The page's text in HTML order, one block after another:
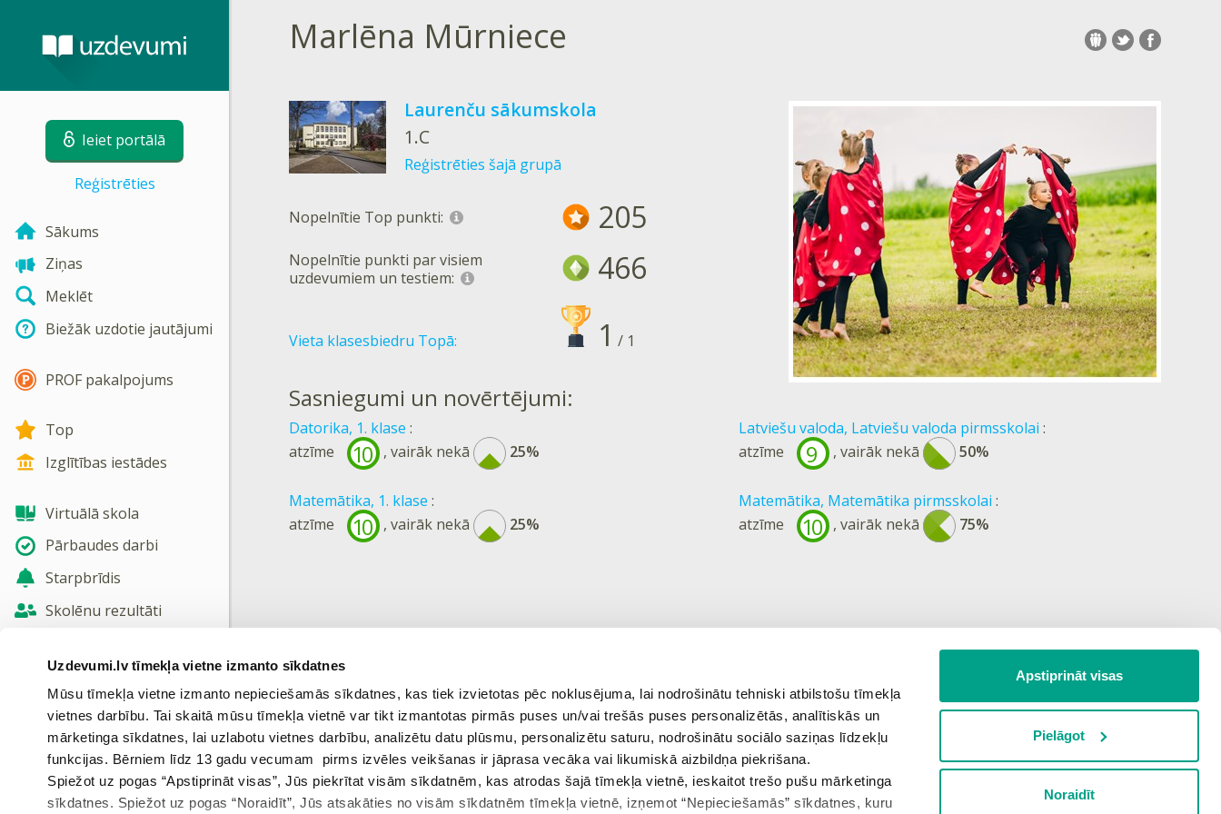
Uzdevumi.lv tīmekļa vietne izmanto sīkdatnes
Mūsu tīmekļa vietne izmanto nepieciešamās sīkdatnes, kas tiek izvietotas pēc noklusējuma, lai nodrošinātu tehniski atbilstošu tīmekļa
vietnes darbību. Tai skaitā mūsu tīmekļa vietnē var tikt izmantotas pirmās puses un/vai trešās puses personalizētās, analītiskās un
mārketinga sīkdatnes, lai uzlabotu vietnes darbību, analizētu datu plūsmu, personalizētu saturu, nodrošinātu sociālo saziņas līdzekļu
funkcijas. Bērniem līdz 13 gadu vecumam pirms izvēles veikšanas ir jāprasa vecāka vai likumiskā aizbildņa piekrišana.
Spiežot uz pogas “Apstiprināt visas”, Jūs piekrītat visām sīkdatnēm, kas atrodas šajā tīmekļa vietnē, ieskaitot trešo pušu mārketinga
sīkdatnes. Spiežot uz pogas “Noraidīt”, Jūs atsakāties no visām sīkdatnēm tīmekļa vietnē, izņemot “Nepieciešamās” sīkdatnes, kuru
Apstiprināt visas
Pielāgot
Noraidīt
Ieiet portālā
Reģistrēties
Sākums
Ziņas
Meklēt
Biežāk uzdotie jautājumi
PROF pakalpojums
Top
Izglītības iestādes
Virtuālā skola
Pārbaudes darbi
Starpbrīdis
Skolēnu rezultāti
Nosūtīt atsauksmi
Skatīt vairāk
Marlēna Mūrniece
Laurenču sākumskola
1.C
Reģistrēties šajā grupā
Nopelnītie Top punkti: 205
Nopelnītie punkti par visiem
uzdevumiem un testiem:
466
Vieta klasesbiedru Topā: 1 / 1
Sasniegumi un novērtējumi:
Datorika, 1. klase :
atzīme
10 , vairāk nekā 25%
Latviešu valoda, Latviešu valoda pirmsskolai :
atzīme
9 , vairāk nekā 50%
Matemātika, 1. klase :
atzīme
10 , vairāk nekā 25%
Matemātika, Matemātika pirmsskolai :
atzīme
10 , vairāk nekā 75%